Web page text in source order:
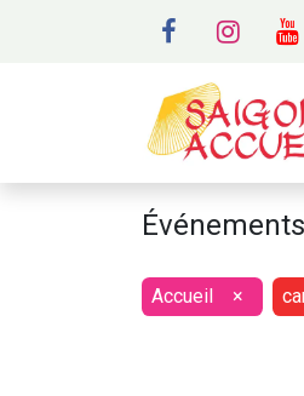
Événements
Accueil ×